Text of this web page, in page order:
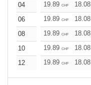
04 19.89 CHF 18.08
06
19.89 CHF 18.08
08
19.89 CHF 18.08
10
19.89 CHF 18.08
12
19.89 CHF 18.08